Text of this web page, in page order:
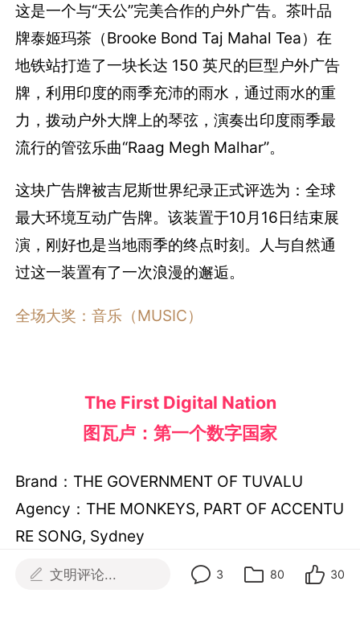
这是一个与“天公”完美合作的户外广告。茶叶品
牌泰姬玛茶（Brooke Bond Taj Mahal Tea）在
地铁站打造了一块长达 150 英尺的巨型户外广告
牌，利用印度的雨季充沛的雨水，通过雨水的重
力，拨动户外大牌上的琴弦，演奏出印度雨季最
流行的管弦乐曲“Raag Megh Malhar”。
这块广告牌被吉尼斯世界纪录正式评选为：全球
最大环境互动广告牌。该装置于10月16日结束展
演，刚好也是当地雨季的终点时刻。人与自然通
过这一装置有了一次浪漫的邂逅。
全场大奖：音乐（MUSIC）
The First Digital Nation
图瓦卢：第一个数字国家
Brand：THE GOVERNMENT OF TUVALU
Agency：THE MONKEYS, PART OF ACCENTU
RE SONG, Sydney
文明评论... 3 80 30